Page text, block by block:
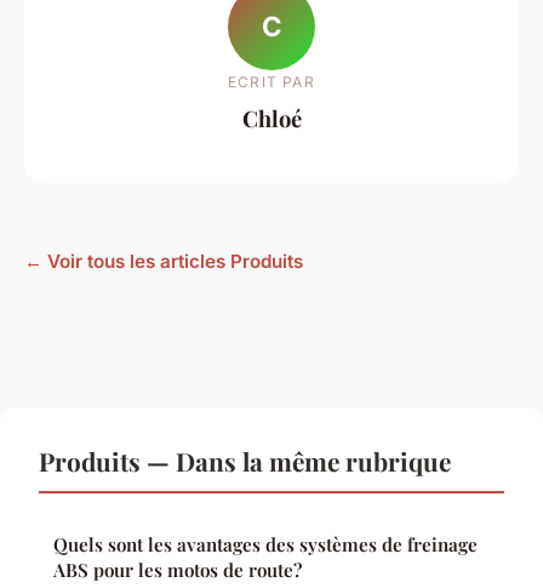
C
ECRIT PAR
Chloé
← Voir tous les articles Produits
Produits — Dans la même rubrique
Quels sont les avantages des systèmes de freinage
ABS pour les motos de route?